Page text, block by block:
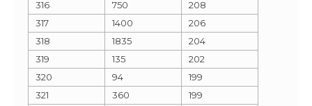
316 750
208
317
1400
206
318
1835
204
319
135
202
320
94
199
321
360
199